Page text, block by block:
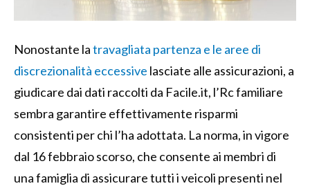
Nonostante latravagliata partenza e le aree di
discrezionalità eccessive lasciate alle assicurazioni, a
giudicare dai dati raccolti da Facile.it, l’Rc familiare
sembra garantire effettivamente risparmi
consistenti per chi l’ha adottata. La norma, in vigore
dal 16 febbraio scorso, che consente ai membri di
una famiglia di assicurare tutti i veicoli presenti nel